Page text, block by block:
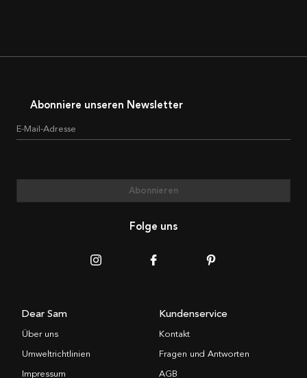
Abonniere unseren Newsletter
E-Mail-Adresse
Abonnieren
Folge uns
Dear Sam
Über uns
Umweltrichtlinien
Impressum
Kundenservice
Kontakt
Fragen und Antworten
AGB